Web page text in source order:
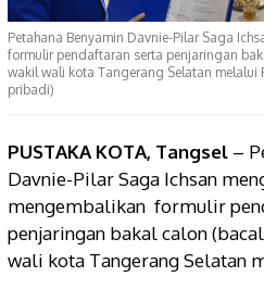
Petahana Benyamin Davnie-Pilar Saga
formulir pendaftaran serta penjaringan
wakil wali kota Tangerang Selatan melalui
pribadi)
PUSTAKA KOTA, Tangsel –
Davnie-Pilar Saga Ichsan
mengembalikan formulir
penjaringan bakal calon
wali kota Tangerang Selatan